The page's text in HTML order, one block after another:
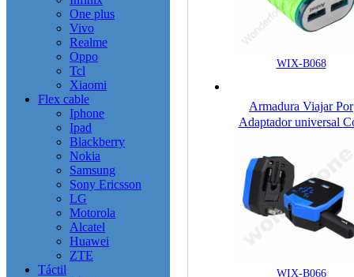
One plus
Vivo
Realme
Oppo
Tcl
Xiaomi
Flex cable
Iphone
Ipad
Blackberry
Nokia
Samsung
Sony Ericsson
LG
Motorola
Alcatel
Huawei
ZTE
Táctil
WIX-B068
Armadura Viajar Por
Adaptador universal
WIX-B066